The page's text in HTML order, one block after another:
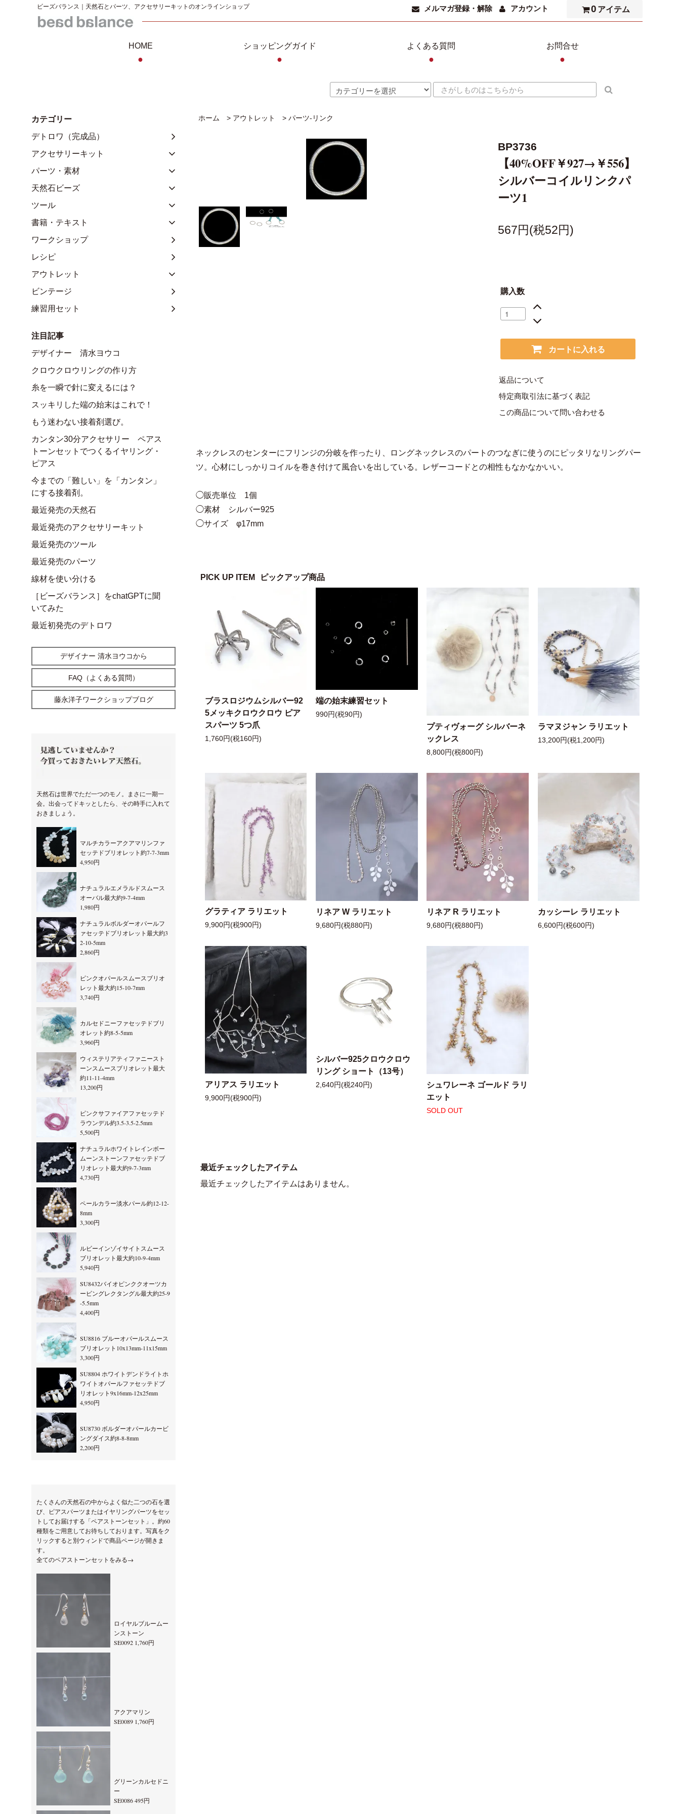
ビーズバランス｜天然石とパーツ、アクセサリーキットのオンラインショップ メルマガ登録・解除 アカウント 0 アイテム
HOME
●
ショッピングガイド
●
よくある質問
●
お問合せ
●
ホーム > アウトレット > パーツ-リンク
BP3736
【40%OFF￥927→￥556】
シルバーコイルリンクパ
ーツ1
567円(税52円)
購入数
カートに入れる
返品について
特定商取引法に基づく表記
この商品について問い合わせる
ネックレスのセンターにフリンジの分岐を作ったり、ロングネックレスのパートのつなぎに使うのにピッタリなリングパー
ツ。心材にしっかりコイルを巻き付けて風合いを出している。レザーコードとの相性もなかなかいい。
◯販売単位 1個
◯素材 シルバー925
◯サイズ φ17mm
PICK UP ITEM ピックアップ商品
ブラスロジウムシルバー92
5メッキクロウクロウ ピア
スパーツ 5つ爪
1,760円(税160円)
端の始末練習セット
990円(税90円)
プティヴォーグ シルバーネ
ックレス
8,800円(税800円)
ラマヌジャン ラリエット
13,200円(税1,200円)
グラティア ラリエット
9,900円(税900円)
リネア W ラリエット
9,680円(税880円)
リネア R ラリエット
9,680円(税880円)
カッシーレ ラリエット
6,600円(税600円)
アリアス ラリエット
9,900円(税900円)
シルバー925クロウクロウ
リング ショート（13号）
2,640円(税240円)
シュワレーネ ゴールド ラリ
エット
SOLD OUT
最近チェックしたアイテム
最近チェックしたアイテムはありません。
カテゴリー
デトロワ（完成品）
アクセサリーキット
パーツ・素材
天然石ビーズ
ツール
書籍・テキスト
ワークショップ
レシピ
アウトレット
ビンテージ
練習用セット
注目記事
デザイナー 清水ヨウコ
クロウクロウリングの作り方
糸を一瞬で針に変えるには？
スッキリした端の始末はこれで！
もう迷わない接着剤選び。
カンタン30分アクセサリー ペアス
トーンセットでつくるイヤリング・
ピアス
今までの「難しい」を「カンタン」
にする接着剤。
最近発売の天然石
最近発売のアクセサリーキット
最近発売のツール
最近発売のパーツ
線材を使い分ける
［ビーズバランス］をchatGPTに聞
いてみた
最近初発売のデトロワ
デザイナー 清水ヨウコから
FAQ（よくある質問）
藤永洋子ワークショップブログ
天然石は世界でただ一つのモノ。まさに一期一
会。出会ってドキッとしたら、その時手に入れて
おきましょう。
マルチカラーアクアマリンファ
セッテドブリオレット約7-7-3mm
4,950円
ナチュラルエメラルドスムース
オーバル最大約9-7-4mm
1,980円
ナチュラルボルダーオパールフ
ァセッテドブリオレット最大約3
2-10-5mm
2,860円
ピンクオパールスムースブリオ
レット最大約15-10-7mm
3,740円
カルセドニーファセッテドブリ
オレット約8-5-5mm
3,960円
ウィステリアティファニースト
ーンスムースブリオレット最大
約11-11-4mm
13,200円
ピンクサファイアファセッテド
ラウンデル約3.5-3.5-2.5mm
5,500円
ナチュラルホワイトレインボー
ムーンストーンファセッテドブ
リオレット最大約9-7-3mm
4,730円
ペールカラー淡水パール約12-12-
8mm
3,300円
ルビーインゾイサイトスムース
ブリオレット最大約10-9-4mm
5,940円
SU8432バイオピンククオーツカ
ービングレクタングル最大約25-9
-5.5mm
4,400円
SU8816 ブルーオパールスムース
ブリオレット10x13mm-11x15mm
3,300円
SU8804 ホワイトデンドライトホ
ワイトオパールファセッテドブ
リオレット9x16mm-12x25mm
4,950円
SU8730 ボルダーオパールカービ
ングダイス約8-8-8mm
2,200円
たくさんの天然石の中からよく似た二つの石を選
び、ピアスパーツまたはイヤリングパーツをセッ
トしてお届けする「ペアストーンセット」。約60
種類をご用意してお待ちしております。写真をク
リックすると別ウィンドで商品ページが開きま
す。
全てのペアストーンセットをみる→
ロイヤルブルームー
ンストーン
SE0092 1,760円
アクアマリン
SE0089 1,760円
グリーンカルセドニ
ー
SE0086 495円